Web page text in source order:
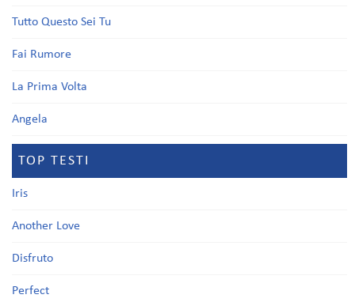
Tutto Questo Sei Tu
Fai Rumore
La Prima Volta
Angela
TOP TESTI
Iris
Another Love
Disfruto
Perfect